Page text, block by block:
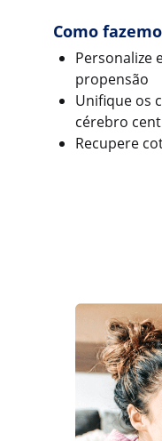
Como
Personalize
propensão
Unifique os
cérebro
Recupere